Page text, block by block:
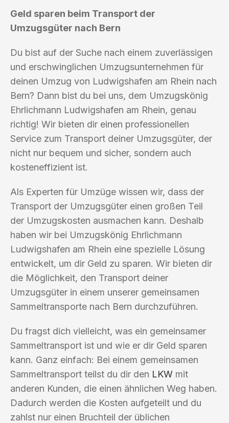
Geld sparen beim Transport der
Umzugsgüter nach Bern
Du bist auf der Suche nach einem zuverlässigen
und erschwinglichen Umzugsunternehmen für
deinen Umzug von Ludwigshafen am Rhein nach
Bern? Dann bist du bei uns, dem Umzugskönig
Ehrlichmann Ludwigshafen am Rhein, genau
richtig! Wir bieten dir einen professionellen
Service zum Transport deiner Umzugsgüter, der
nicht nur bequem und sicher, sondern auch
kosteneffizient ist.
Als Experten für Umzüge wissen wir, dass der
Transport der Umzugsgüter einen großen Teil
der Umzugskosten ausmachen kann. Deshalb
haben wir bei Umzugskönig Ehrlichmann
Ludwigshafen am Rhein eine spezielle Lösung
entwickelt, um dir Geld zu sparen. Wir bieten dir
die Möglichkeit, den Transport deiner
Umzugsgüter in einem unserer gemeinsamen
Sammeltransporte nach Bern durchzuführen.
Du fragst dich vielleicht, was ein gemeinsamer
Sammeltransport ist und wie er dir Geld sparen
kann. Ganz einfach: Bei einem gemeinsamen
Sammeltransport teilst du dir den LKW mit
anderen Kunden, die einen ähnlichen Weg haben.
Dadurch werden die Kosten aufgeteilt und du
zahlst nur einen Bruchteil der üblichen